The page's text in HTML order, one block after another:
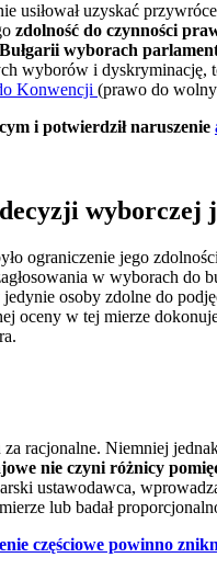
usiłował uzyskać
zdolność do czynności
wyborach
wyborów i dyskryminację,
Konwencji (prawo do
i potwierdził naruszenie
wyborczej
ograniczenie jego
w wyborach do
osoby zdolne do
oceny w tej mierze
za racjonalne. Niemniej
nie czyni różnicy
ustawodawca,
lub badał
częściowe powinno